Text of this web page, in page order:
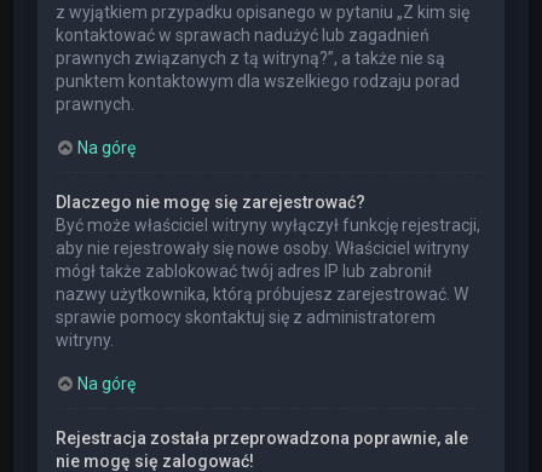
z wyjątkiem przypadku opisanego w pytaniu „Z kim się
kontaktować w sprawach nadużyć lub zagadnień
prawnych związanych z tą witryną?”, a także nie są
punktem kontaktowym dla wszelkiego rodzaju porad
prawnych.
Na górę
Dlaczego nie mogę się zarejestrować?
Być może właściciel witryny wyłączył funkcję rejestracji,
aby nie rejestrowały się nowe osoby. Właściciel witryny
mógł także zablokować twój adres IP lub zabronił
nazwy użytkownika, którą próbujesz zarejestrować. W
sprawie pomocy skontaktuj się z administratorem
witryny.
Na górę
Rejestracja została przeprowadzona poprawnie, ale
nie mogę się zalogować!